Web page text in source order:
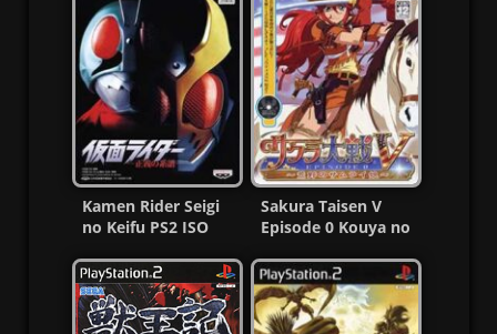
Kamen Rider Seigi
no Keifu PS2 ISO
Sakura Taisen V
Episode 0 Kouya no
Ps2 ISO